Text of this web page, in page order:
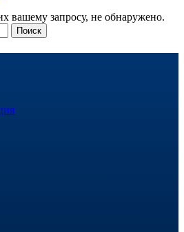
вашему запросу, не обнаружено.
Поиск